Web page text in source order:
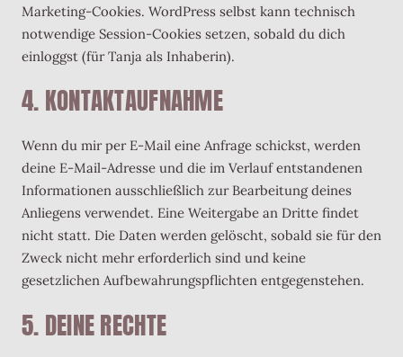
Marketing-Cookies. WordPress selbst kann technisch
notwendige Session-Cookies setzen, sobald du dich
einloggst (für Tanja als Inhaberin).
4. KONTAKTAUFNAHME
Wenn du mir per E-Mail eine Anfrage schickst, werden
deine E-Mail-Adresse und die im Verlauf entstandenen
Informationen ausschließlich zur Bearbeitung deines
Anliegens verwendet. Eine Weitergabe an Dritte findet
nicht statt. Die Daten werden gelöscht, sobald sie für den
Zweck nicht mehr erforderlich sind und keine
gesetzlichen Aufbewahrungspflichten entgegenstehen.
5. DEINE RECHTE